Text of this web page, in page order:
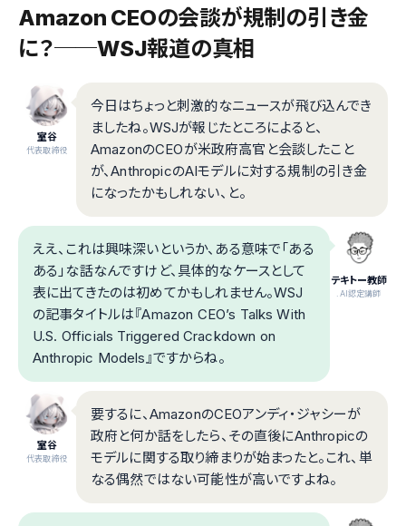
Amazon CEOの会談が規制の引き金
に？──WSJ報道の真相
室谷
代表取締役
今日はちょっと刺激的なニュースが飛び込んでき
ましたね。WSJが報じたところによると、
AmazonのCEOが米政府高官と会談したこと
が、AnthropicのAIモデルに対する規制の引き金
になったかもしれない、と。
テキトー教師
.AI認定講師
ええ、これは興味深いというか、ある意味で「ある
ある」な話なんですけど、具体的なケースとして
表に出てきたのは初めてかもしれません。WSJ
の記事タイトルは『Amazon CEO’s Talks With
U.S. Officials Triggered Crackdown on
Anthropic Models』ですからね。
室谷
代表取締役
要するに、AmazonのCEOアンディ・ジャシーが
政府と何か話をしたら、その直後にAnthropicの
モデルに関する取り締まりが始まったと。これ、単
なる偶然ではない可能性が高いですよね。